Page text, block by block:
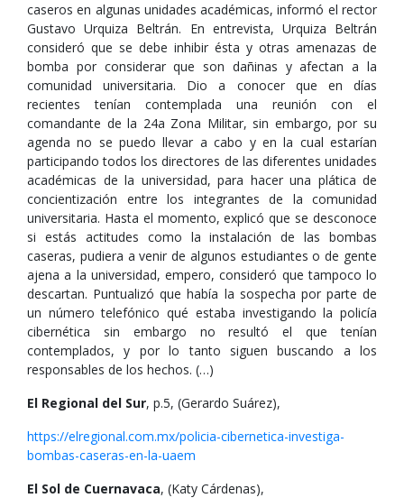
caseros en algunas unidades académicas, informó el rector
Gustavo Urquiza Beltrán. En entrevista, Urquiza Beltrán
consideró que se debe inhibir ésta y otras amenazas de
bomba por considerar que son dañinas y afectan a la
comunidad universitaria. Dio a conocer que en días
recientes tenían contemplada una reunión con el
comandante de la 24a Zona Militar, sin embargo, por su
agenda no se puedo llevar a cabo y en la cual estarían
participando todos los directores de las diferentes unidades
académicas de la universidad, para hacer una plática de
concientización entre los integrantes de la comunidad
universitaria. Hasta el momento, explicó que se desconoce
si estás actitudes como la instalación de las bombas
caseras, pudiera a venir de algunos estudiantes o de gente
ajena a la universidad, empero, consideró que tampoco lo
descartan. Puntualizó que había la sospecha por parte de
un número telefónico qué estaba investigando la policía
cibernética sin embargo no resultó el que tenían
contemplados, y por lo tanto siguen buscando a los
responsables de los hechos. (…)
El Regional del Sur, p.5, (Gerardo Suárez),
https://elregional.com.mx/policia-cibernetica-investiga-
bombas-caseras-en-la-uaem
El Sol de Cuernavaca, (Katy Cárdenas),